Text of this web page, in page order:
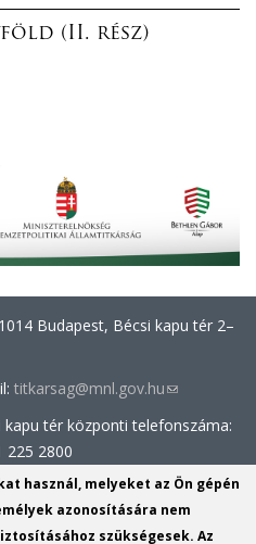
(II. rész)
Budapest, Bécsi kapu tér 2–
titkarsag@mnl.gov.hu(link
sends
mail)
kapu tér központi telefonszáma:
225 2800
épület központi telefonszáma:
437 0660
használ, melyeket az Ön gépén
azonosítására nem
szükségesek. Az